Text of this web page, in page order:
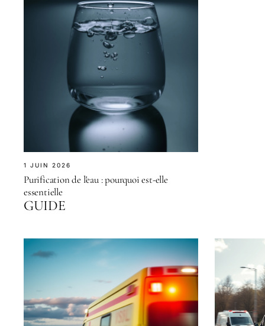
1 JUIN 2026
Purification de l'eau : pourquoi est-elle
essentielle
GUIDE